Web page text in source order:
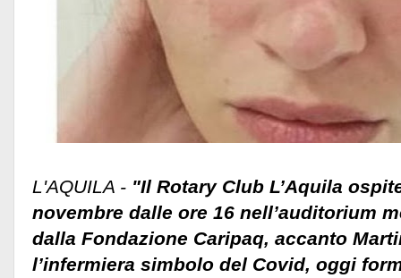
L'AQUILA - "Il Rotary Club L’Aquila
novembre dalle ore 16 nell’auditorium
dalla Fondazione Caripaq, accanto
l’infermiera simbolo del Covid, oggi